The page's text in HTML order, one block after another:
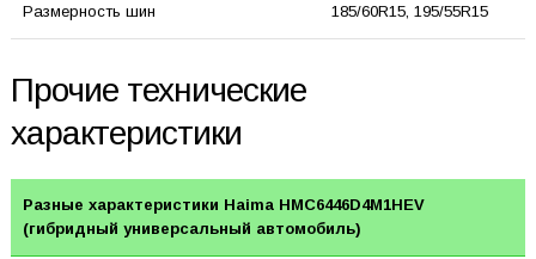
Размерность шин 185/60R15, 195/55R15
Прочие технические
характеристики
Разные характеристики Haima HMC6446D4M1HEV
(гибридный универсальный автомобиль)